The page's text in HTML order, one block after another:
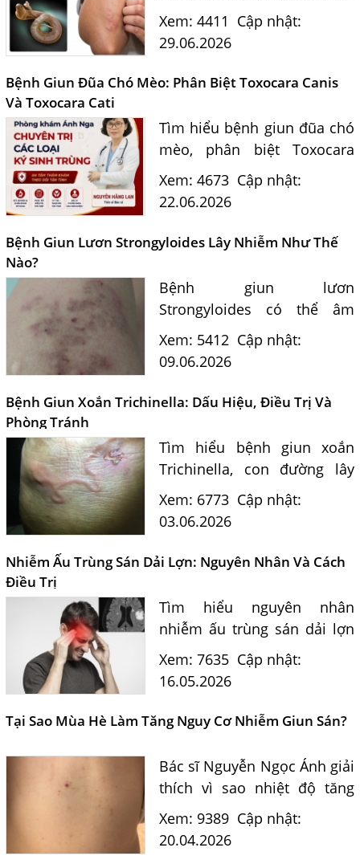
thường gặp, con đường lây
nhiễm, vùng nguy cơ tại Việt
nghiệm tại Phòng khám Ký
Xem: 4411 Cập nhật:
29.06.2026
Bệnh Giun Đũa Chó Mèo: Phân Biệt Toxocara Canis
Và Toxocara Cati
Tìm hiểu bệnh giun đũa chó
mèo, phân biệt Toxocara
canis và Toxocara cati, con
đường lây nhiễm, triệu
trị hiệu quả tại Phòng khám
Xem: 4673 Cập nhật:
22.06.2026
Bệnh Giun Lươn Strongyloides Lây Nhiễm Như Thế
Nào?
Bệnh giun lươn
Strongyloides có thể âm
thầm tồn tại nhiều năm
trong cơ thể gây ngứa da,
Tìm hiểu con đường lây
Xem: 5412 Cập nhật:
09.06.2026
Bệnh Giun Xoắn Trichinella: Dấu Hiệu, Điều Trị Và
Phòng Tránh
Tìm hiểu bệnh giun xoắn
Trichinella, con đường lây
nhiễm, triệu chứng nguy
hiểm, cách điều trị và phòng
nhìn tư vấn của Bác sĩ
Xem: 6773 Cập nhật:
03.06.2026
Nhiễm Ấu Trùng Sán Dải Lợn: Nguyên Nhân Và Cách
Điều Trị
Tìm hiểu nguyên nhân
nhiễm ấu trùng sán dải lợn
Cysticercosis IgG, dấu hiệu
nhận biết, con đường lây
trị hiệu quả theo tư vấn
Xem: 7635 Cập nhật:
16.05.2026
Tại Sao Mùa Hè Làm Tăng Nguy Cơ Nhiễm Giun Sán?
Bác sĩ Nguyễn Ngọc Ánh giải
thích vì sao nhiệt độ tăng
lên vào mùa hè khiến bệnh
giun sán dễ lây nhiễm, đặc
Xem: 9389 Cập nhật:
20.04.2026
Một Số Điều Cần Biết Về Ký Sinh Trùng Demodex Trên Da
Nguyên Nhân Và Tác Hại Của Bệnh Giun Chỉ Bạch Huyết
Chẩn Đoán Và Điều Trị Bệnh Echinococcus